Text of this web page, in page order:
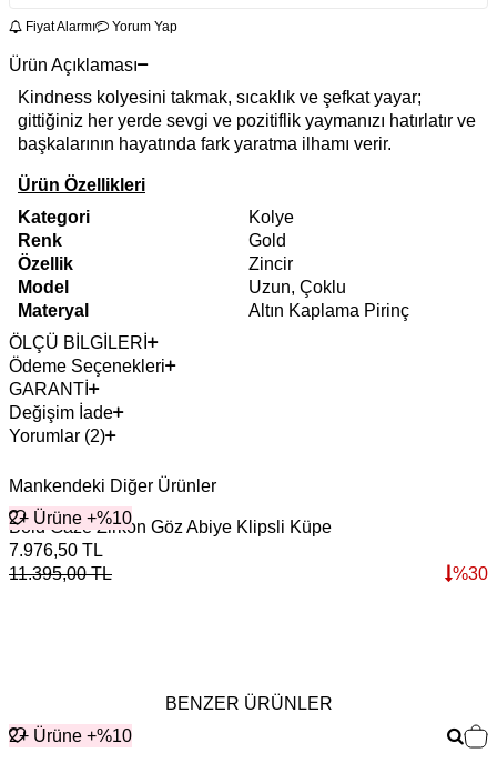
Fiyat Alarmı Yorum Yap
Ürün Açıklaması
Kindness kolyesini takmak, sıcaklık ve şefkat yayar;
gittiğiniz her yerde sevgi ve pozitiflik yaymanızı hatırlatır ve
başkalarının hayatında fark yaratma ilhamı verir.
Ürün Özellikleri
Kategori
Kolye
Renk
Gold
Özellik
Zincir
Model
Uzun, Çoklu
Materyal
Altın Kaplama Pirinç
ÖLÇÜ BİLGİLERİ
Ödeme Seçenekleri
GARANTİ
Değişim İade
Yorumlar (2)
Mankendeki Diğer Ürünler
2+ Ürüne +%10
Bold Gaze Zirkon Göz Abiye Klipsli Küpe
7.976,50 TL
11.395,00TL %30
BENZER ÜRÜNLER
2+ Ürüne +%10